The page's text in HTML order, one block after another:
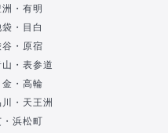
洲・有明
・目白
谷・原宿
・表参道
金・高輪
・天王洲
・浜松町